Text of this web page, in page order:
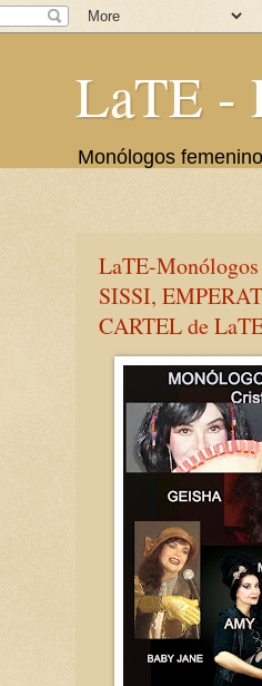
LaTE -
Monólogos
LaTE-
SISSI,
CARTEL de